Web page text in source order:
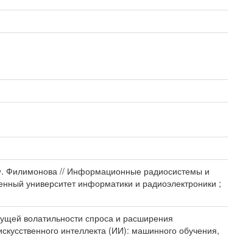
Филимонова // Информационные радиосистемы и
университет информатики и радиоэлектроники ;
волатильности спроса и расширения
интеллекта (ИИ): машинного обучения,